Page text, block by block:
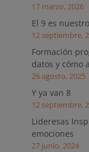
17 marzo, 2026
El 9 es
12 septiembre,
Formación
datos y cómo
26 agosto, 2025
Y ya van 8
12 septiembre,
Lideresas
emociones
27 junio, 2024